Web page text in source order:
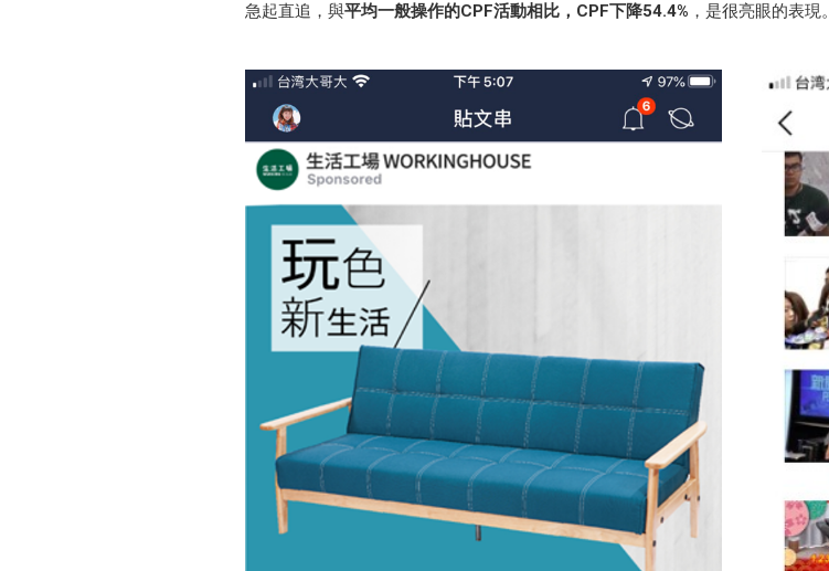
急起直追，與平均一般操作的CPF活動相比，CPF下降54.4% ，是很亮眼的表現。